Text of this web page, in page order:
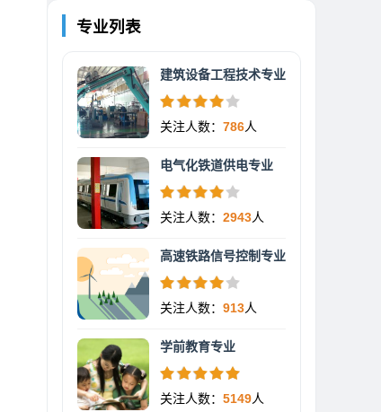
专业列表
建筑设备工程技术专业
关注人数： 786人
电气化铁道供电专业
关注人数： 2943人
高速铁路信号控制专业
关注人数： 913人
学前教育专业
关注人数： 5149人